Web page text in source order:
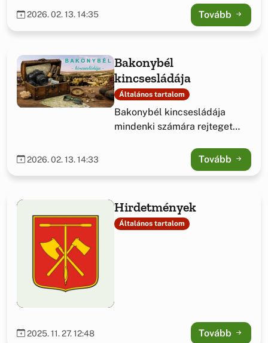
2026. 02. 13. 14:35 Tovább
Bakonybél
kincsesládája
Általános tartalom
Bakonybél kincsesládája
mindenki számára rejteget
Válaszd ki az alkalmat, mi
pedig gondoskodunk róla,
2026. 02. 13. 14:33 Tovább
Hirdetmények
Általános tartalom
2025. 11. 27. 12:48 Tovább